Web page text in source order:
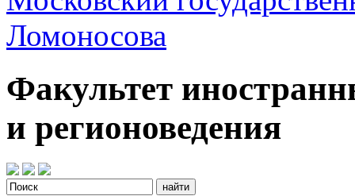
Ломоносова
Факультет
и регионоведения